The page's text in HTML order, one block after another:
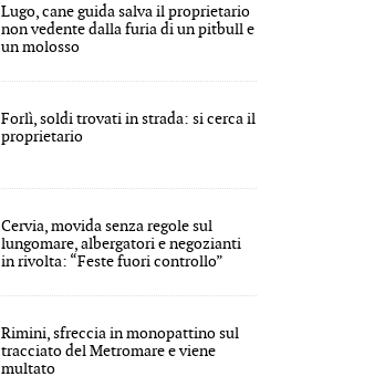
Lugo, cane guida salva il proprietario
non vedente dalla furia di un pitbull e
un molosso
Forlì, soldi trovati in strada: si cerca il
proprietario
Cervia, movida senza regole sul
lungomare, albergatori e negozianti
in rivolta: “Feste fuori controllo”
Rimini, sfreccia in monopattino sul
tracciato del Metromare e viene
multato